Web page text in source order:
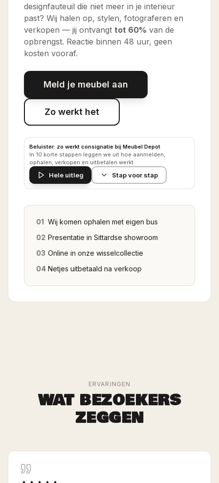
designfauteuil die niet meer in je interieur
past? Wij halen op, stylen, fotograferen en
verkopen — jij ontvangt tot 60% van de
opbrengst. Reactie binnen 48 uur, geen
kosten vooraf.
Meld je meubel aan
Zo werkt het
Beluister: zo werkt consignatie bij Meubel Depot
In 10 korte stappen leggen we uit hoe aanmelden,
ophalen, verkopen en uitbetalen werkt.
Hele uitleg Stap voor stap
01 Wij komen ophalen met eigen bus
02 Presentatie in Sittardse showroom
03 Online in onze wisselcollectie
04 Netjes uitbetaald na verkoop
ERVARINGEN
WAT BEZOEKERS
ZEGGEN